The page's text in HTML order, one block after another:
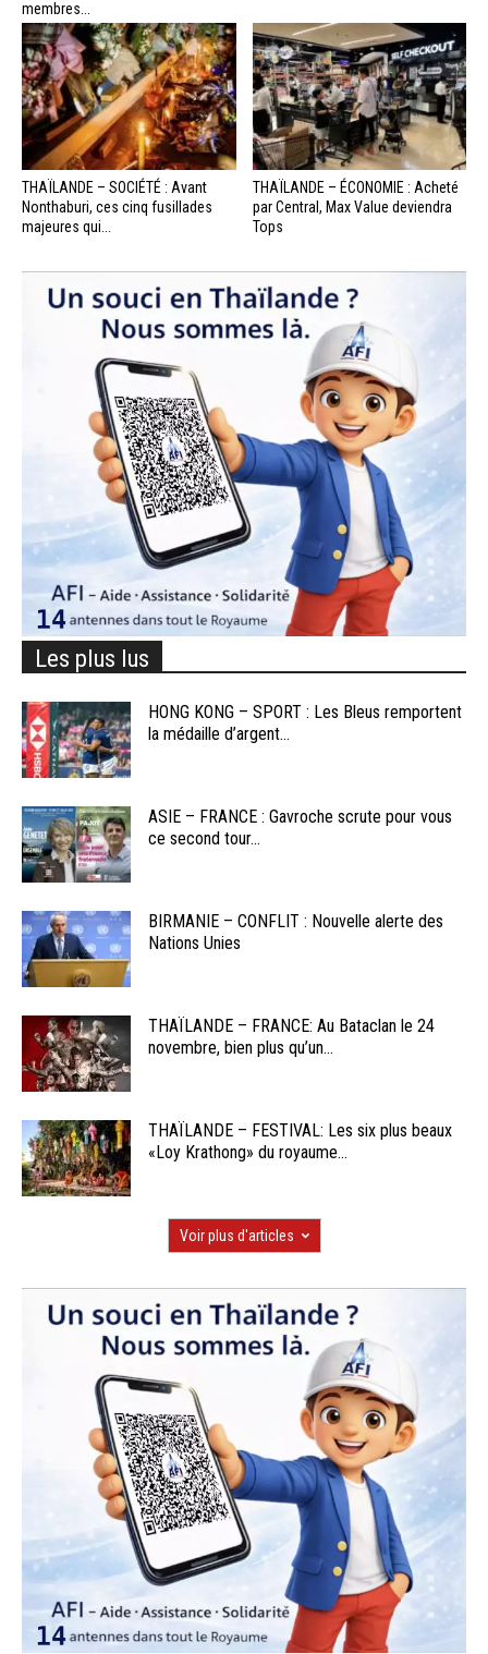
membres...
THAÏLANDE – SOCIÉTÉ : Avant
Nonthaburi, ces cinq fusillades
majeures qui...
THAÏLANDE – ÉCONOMIE : Acheté
par Central, Max Value deviendra
Tops
Les plus lus
HONG KONG – SPORT : Les Bleus remportent
la médaille d’argent...
ASIE – FRANCE : Gavroche scrute pour vous
ce second tour...
BIRMANIE – CONFLIT : Nouvelle alerte des
Nations Unies
THAÏLANDE – FRANCE: Au Bataclan le 24
novembre, bien plus qu’un...
THAÏLANDE – FESTIVAL: Les six plus beaux
«Loy Krathong» du royaume...
Voir plus d'articles